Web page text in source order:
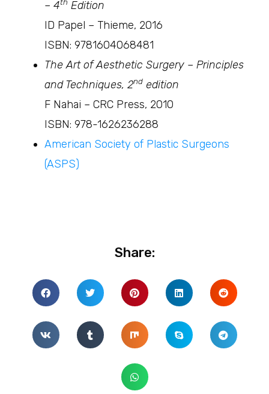
– 4th Edition
ID Papel – Thieme, 2016
ISBN: 9781604068481
The Art of Aesthetic Surgery – Principles
and Techniques, 2nd edition
F Nahai – CRC Press, 2010
ISBN: 978-1626236288
American Society of Plastic Surgeons
(ASPS)
Share: